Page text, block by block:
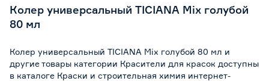
Колер универсальный TICIANA Mix голубой
80 мл
Колер универсальный TICIANA Mix голубой 80 мл и
другие товары категории Красители для красок доступны
в каталоге Краски и строительная химия интернет-